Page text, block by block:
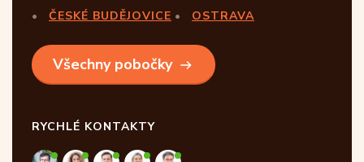
ČESKÉ BUDĚJOVICE
OSTRAVA
Všechny pobočky
RYCHLÉ KONTAKTY